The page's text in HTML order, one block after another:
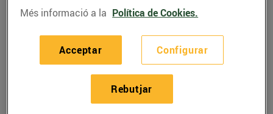
TOMÀQUET VERD
Tomàquet rodó o
allargat amb
coloració verdosa
externa i polpa
Més informació a la Política de Cookies.
Configurar
Rebutjar
Acceptar